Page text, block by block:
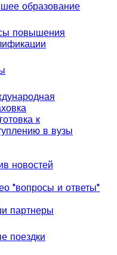
образование
повышения
к
в вузы
новостей
"вопросы и ответы"
партнеры
поездки